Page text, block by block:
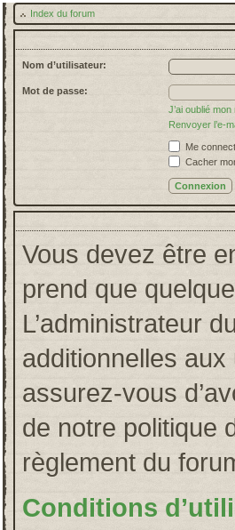
Index du forum
Nom d’utilisateur:
Mot de passe:
J’ai oublié
Renvoyer l’e-
Me
Cacher
Vous devez être
prend que
L’administrateur
additionnelles
assurez-vous
de notre politique
règlement du
Conditions